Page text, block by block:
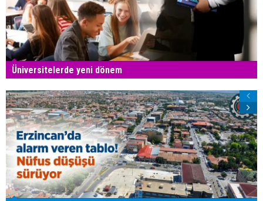
Üniversitelerde yeni dönem